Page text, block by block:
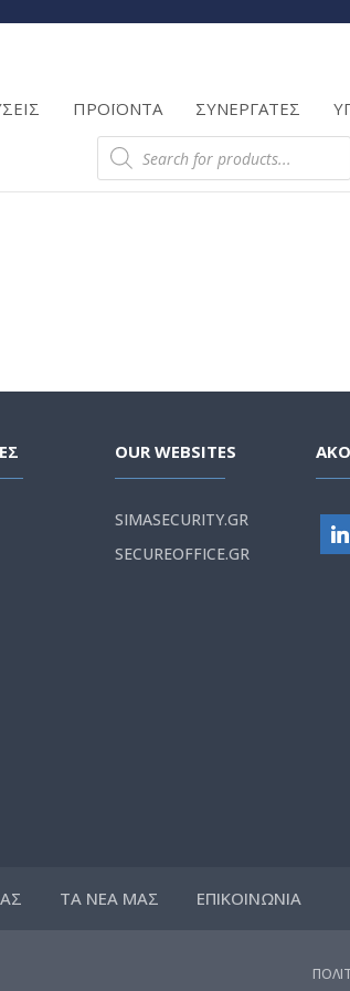
ΠΡΟΪΟΝΤΑ ΣΥΝΕΡΓΑΤΕΣ
Products
search
Products
OUR WEBSITES
SIMASECURITY.GR
SECUREOFFICE.GR
ΤΑ ΝΕΑ ΜΑΣ ΕΠΙΚΟΙΝΩΝΙΑ